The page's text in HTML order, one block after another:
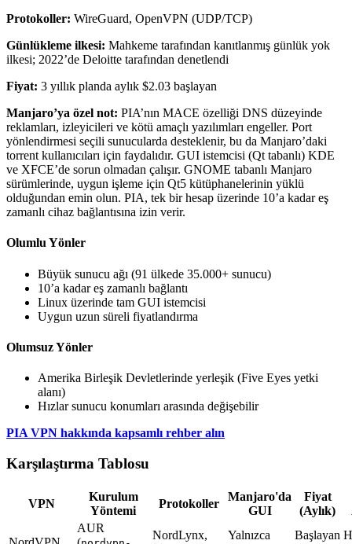
Protokoller: WireGuard, OpenVPN (UDP/TCP)
Günlükleme ilkesi: Mahkeme tarafından kanıtlanmış günlük yok
ilkesi; 2022’de Deloitte tarafından denetlendi
Fiyat: 3 yıllık planda aylık $2.03 başlayan
Manjaro’ya özel not: PIA’nın MACE özelliği DNS düzeyinde
reklamları, izleyicileri ve kötü amaçlı yazılımları engeller. Port
yönlendirmesi seçili sunucularda desteklenir, bu da Manjaro’daki
torrent kullanıcıları için faydalıdır. GUI istemcisi (Qt tabanlı) KDE
ve XFCE’de sorun olmadan çalışır. GNOME tabanlı Manjaro
sürümlerinde, uygun işleme için Qt5 kütüphanelerinin yüklü
olduğundan emin olun. PIA, tek bir hesap üzerinde 10’a kadar eş
zamanlı cihaz bağlantısına izin verir.
Olumlu Yönler
Büyük sunucu ağı (91 ülkede 35.000+ sunucu)
10’a kadar eş zamanlı bağlantı
Linux üzerinde tam GUI istemcisi
Uygun uzun süreli fiyatlandırma
Olumsuz Yönler
Amerika Birleşik Devletlerinde yerleşik (Five Eyes yetki
alanı)
Hızlar sunucu konumları arasında değişebilir
PIA VPN hakkında kapsamlı rehber alın
Karşılaştırma Tablosu
VPN
Kurulum
Yöntemi
Protokoller
Manjaro'da
GUI
Fiyat
(Aylık)
AUR
NordLynx,
Yalnızca
Başlayan